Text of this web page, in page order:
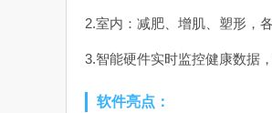
2.室内：减肥、增肌、塑形，
3.智能硬件实时监控健康数据
软件亮点：